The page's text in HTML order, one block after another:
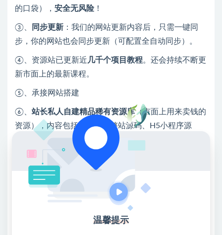
的口袋）， 安全无风险！
③、 同步更新 ：我们的网站更新内容后，只需一键同
步，你的网站也会同步更新（可配置全自动同步）。
④、资源站已更新近 几千个项目教程。还会持续不断更
新市面上的最新课程。
⑤、承接网站搭建
⑥、 站长私人自建精品稀有资源库（市面上用来卖钱的
资源），内容包括但不限于整站源码、H5小程序源
码、帝国CMS模板、游戏资源、计算机课程、网赚资源
等等，目前资源已更新将近3万资源，还在持续更新
中！
搭建网站限时特价： 原价：3980元 ，限时价2980元
特别提醒：限额前20名，满额立即恢复原价，越早加入
温馨提示